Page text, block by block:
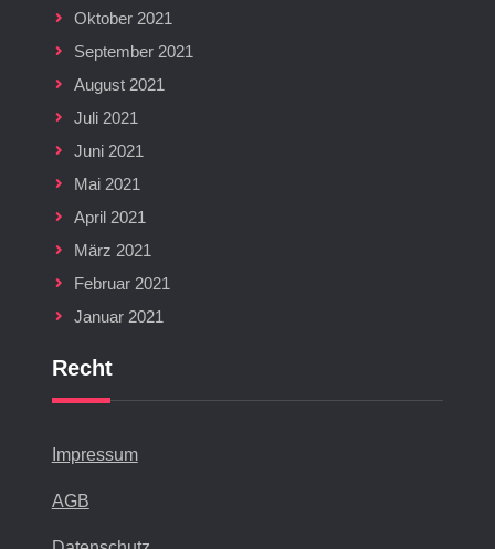
Oktober 2021
September 2021
August 2021
Juli 2021
Juni 2021
Mai 2021
April 2021
März 2021
Februar 2021
Januar 2021
Recht
Impressum
AGB